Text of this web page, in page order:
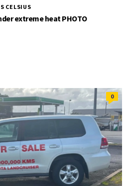
CELSIUS
extreme heat PHOTO
0